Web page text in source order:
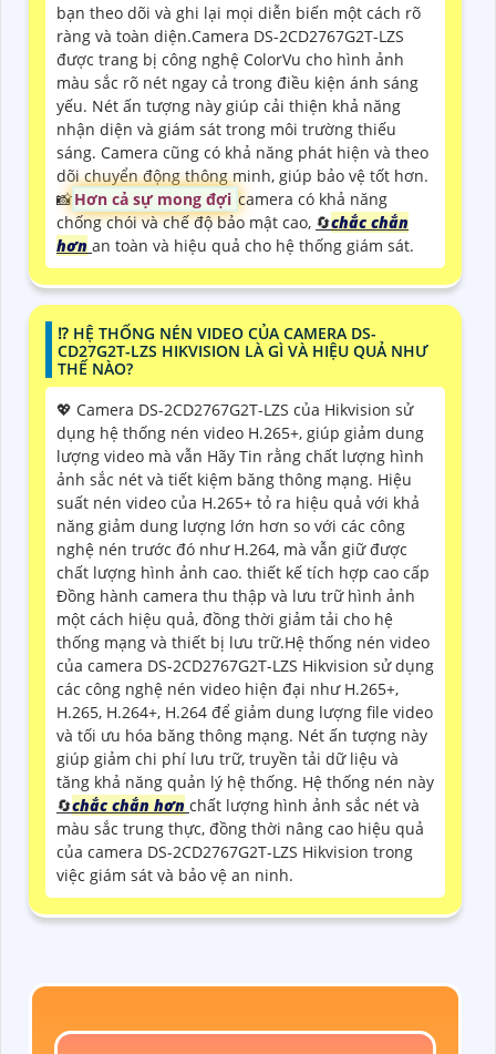
bạn theo dõi và ghi lại mọi diễn biến một cách rõ
ràng và toàn diện.Camera DS-2CD2767G2T-LZS
được trang bị công nghệ ColorVu cho hình ảnh
màu sắc rõ nét ngay cả trong điều kiện ánh sáng
yếu. Nét ấn tượng này giúp cải thiện khả năng
nhận diện và giám sát trong môi trường thiếu
sáng. Camera cũng có khả năng phát hiện và theo
dõi chuyển động thông minh, giúp bảo vệ tốt hơn.
📸Hơn cả sự mong đợi camera có khả năng
chống chói và chế độ bảo mật cao, 🔄chắc chắn
hơn an toàn và hiệu quả cho hệ thống giám sát.
⁉️ HỆ THỐNG NÉN VIDEO CỦA CAMERA DS-
CD27G2T-LZS HIKVISION LÀ GÌ VÀ HIỆU QUẢ NHƯ
THẾ NÀO?
💖 Camera DS-2CD2767G2T-LZS của Hikvision sử
dụng hệ thống nén video H.265+, giúp giảm dung
lượng video mà vẫn Hãy Tin rằng chất lượng hình
ảnh sắc nét và tiết kiệm băng thông mạng. Hiệu
suất nén video của H.265+ tỏ ra hiệu quả với khả
năng giảm dung lượng lớn hơn so với các công
nghệ nén trước đó như H.264, mà vẫn giữ được
chất lượng hình ảnh cao. thiết kế tích hợp cao cấp
Đồng hành camera thu thập và lưu trữ hình ảnh
một cách hiệu quả, đồng thời giảm tải cho hệ
thống mạng và thiết bị lưu trữ.Hệ thống nén video
của camera DS-2CD2767G2T-LZS Hikvision sử dụng
các công nghệ nén video hiện đại như H.265+,
H.265, H.264+, H.264 để giảm dung lượng file video
và tối ưu hóa băng thông mạng. Nét ấn tượng này
giúp giảm chi phí lưu trữ, truyền tải dữ liệu và
tăng khả năng quản lý hệ thống. Hệ thống nén này
🔄chắc chắn hơn chất lượng hình ảnh sắc nét và
màu sắc trung thực, đồng thời nâng cao hiệu quả
của camera DS-2CD2767G2T-LZS Hikvision trong
việc giám sát và bảo vệ an ninh.